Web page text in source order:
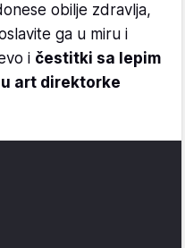
obilje zdravlja,
ga u miru i
i čestitki sa lepim
art direktorke